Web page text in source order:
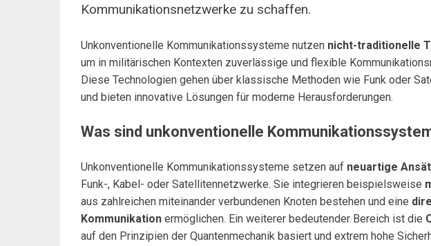
Kommunikationsnetzwerke zu schaffen.
Unkonventionelle Kommunikationssysteme nutzen nicht-traditionelle
um in militärischen Kontexten zuverlässige und flexible
Diese Technologien gehen über klassische Methoden wie Funk oder
und bieten innovative Lösungen für moderne Herausforderungen.
Was sind unkonventionelle
Unkonventionelle Kommunikationssysteme setzen auf neuartige
Funk-, Kabel- oder Satellitennetzwerke. Sie integrieren beispielsweise
aus zahlreichen miteinander verbundenen Knoten bestehen und eine
Kommunikation ermöglichen. Ein weiterer bedeutender Bereich ist die
auf den Prinzipien der Quantenmechanik basiert und extrem hohe